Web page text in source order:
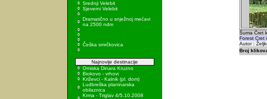
Srednji Velebit
Sjeverni Velebit
Dramatično u snježnoj mećavi
na 2500 ndm
Češka smrčkovica
Najnovije destinacije
Omiska Dinara Kruzno
Biokovo - vrhovi
Križevci - Kalnik (pl. dom)
Ludbreška planinarska
obilaznica
Krma - Triglav 4/5.10.2008
Šuma Čret
Forest Cret
Autor :
Broj